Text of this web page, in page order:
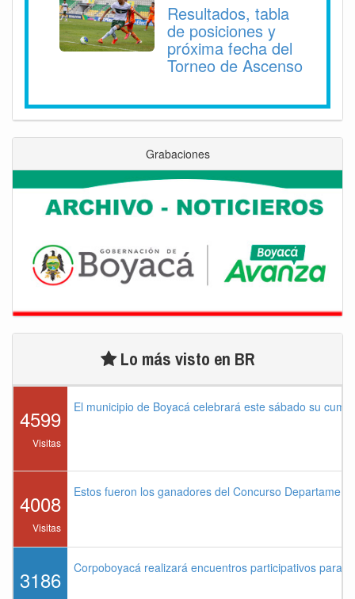
Resultados, tabla
de posiciones y
próxima fecha del
Torneo de Ascenso
Grabaciones
Lo más visto en BR
4599
Visitas
El municipio de Boyacá celebrará este sábado su
4008
Visitas
Estos fueron los ganadores del Concurso
3186 Corpoboyacá realizará encuentros participativos para